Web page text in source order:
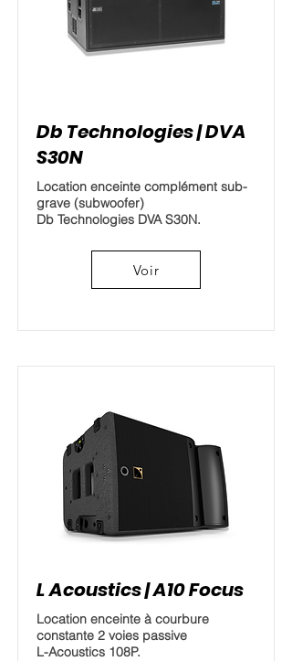
Db Technologies | DVA
S30N
Location enceinte complément sub-
grave (subwoofer)
Db Technologies DVA S30N.
Voir
L Acoustics | A10 Focus
Location enceinte à courbure
constante 2 voies passive
L-Acoustics 108P.